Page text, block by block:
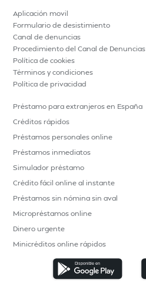
Aplicación movil
Formulario de desistimiento
Canal de denuncias
Procedimiento del Canal de Denuncias
Política de cookies
Términos y condiciones
Política de privacidad
Préstamo para extranjeros en España
Créditos rápidos
Préstamos personales online
Préstamos inmediatos
Simulador préstamo
Crédito fácil online al instante
Préstamos sin nómina sin aval
Micropréstamos online
Dinero urgente
Minicréditos online rápidos